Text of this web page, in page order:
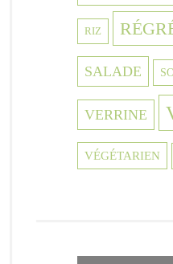
RIZ
SALADE
VERRINE
VÉGÉTARIEN